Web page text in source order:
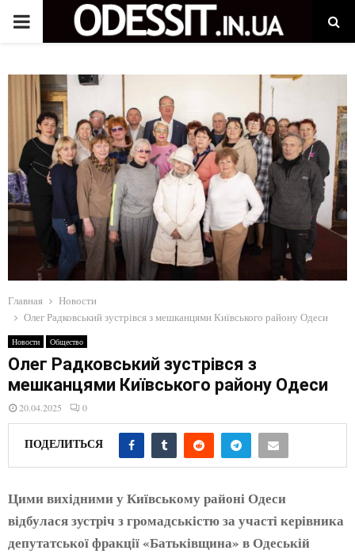
P
M
A
R
Y
M
E
N
U
Главная
Новости
Олег Радковський зустрівся з мешканцями Київського району Одеси
Новости Общество
Олег Радковський зустрівся з
мешканцями Київського району Одеси
20.04.2025 0
ПОДЕЛИТЬСЯ
Цими вихідними у Київському районі Одеси
відбулася зустріч з громадськістю за участі керівника
депутатської фракції «Батьківщина» в Одеській